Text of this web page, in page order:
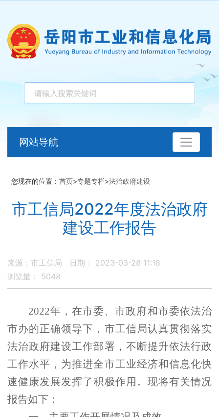
网站导航
您现在的位置： 首页>专题专栏>法治政府建设
市工信局2022年度法治政府
建设工作报告
来源：市工信局
日期： 2023-03-28 11:18
浏览量： 5048
2022年，在市委、市政府和市委依法治
市办的正确领导下，市工信局认真贯彻落实
法治政府建设工作部署，不断提升依法行政
工作水平，为推进全市工业经济和信息化快
速健康发展发挥了积极作用。现将有关情况
报告如下：